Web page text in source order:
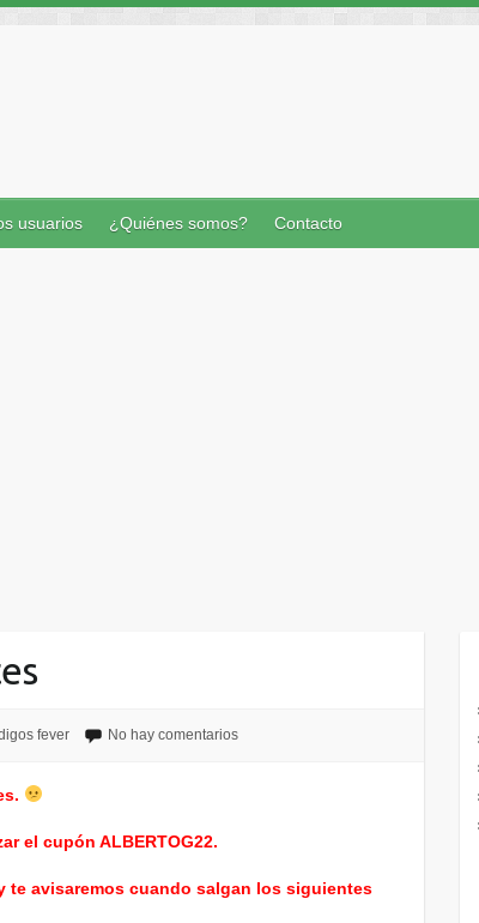
usuarios ¿Quiénes somos? Contacto
fever No hay comentarios
el cupón ALBERTOG22.
te avisaremos cuando salgan los siguientes